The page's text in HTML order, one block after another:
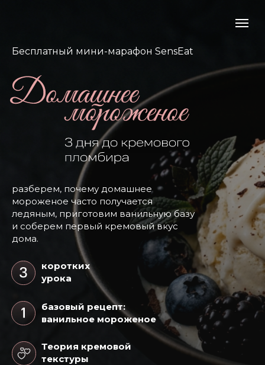
Бесплатный мини-марафон SensEat
разберем, почему домашнее
мороженое часто получается
ледяным, приготовим ванильную базу
и соберем первый кремовый вкус
дома.
коротких
урока
базовый рецепт:
ванильное мороженое
Теория кремовой
текстуры